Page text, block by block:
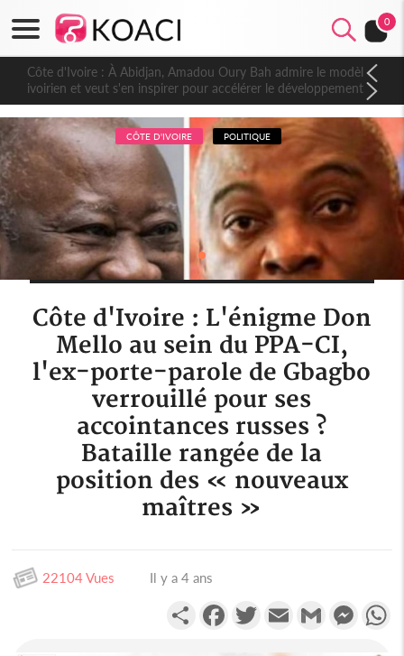
0
Côte d'Ivoire : À Abidjan, Amadou Oury Bah admire le modèle
ivoirien et veut s'en inspirer pour accélérer le développement
de la Guinée
CÔTE D'IVOIRE POLITIQUE
Côte d'Ivoire : L'énigme Don
Mello au sein du PPA-CI,
l'ex-porte-parole de Gbagbo
verrouillé pour ses
accointances russes ?
Bataille rangée de la
position des « nouveaux
maîtres »
22104 Vues Il y a 4 ans
PartagerFacebookTwitterEmail Gmail